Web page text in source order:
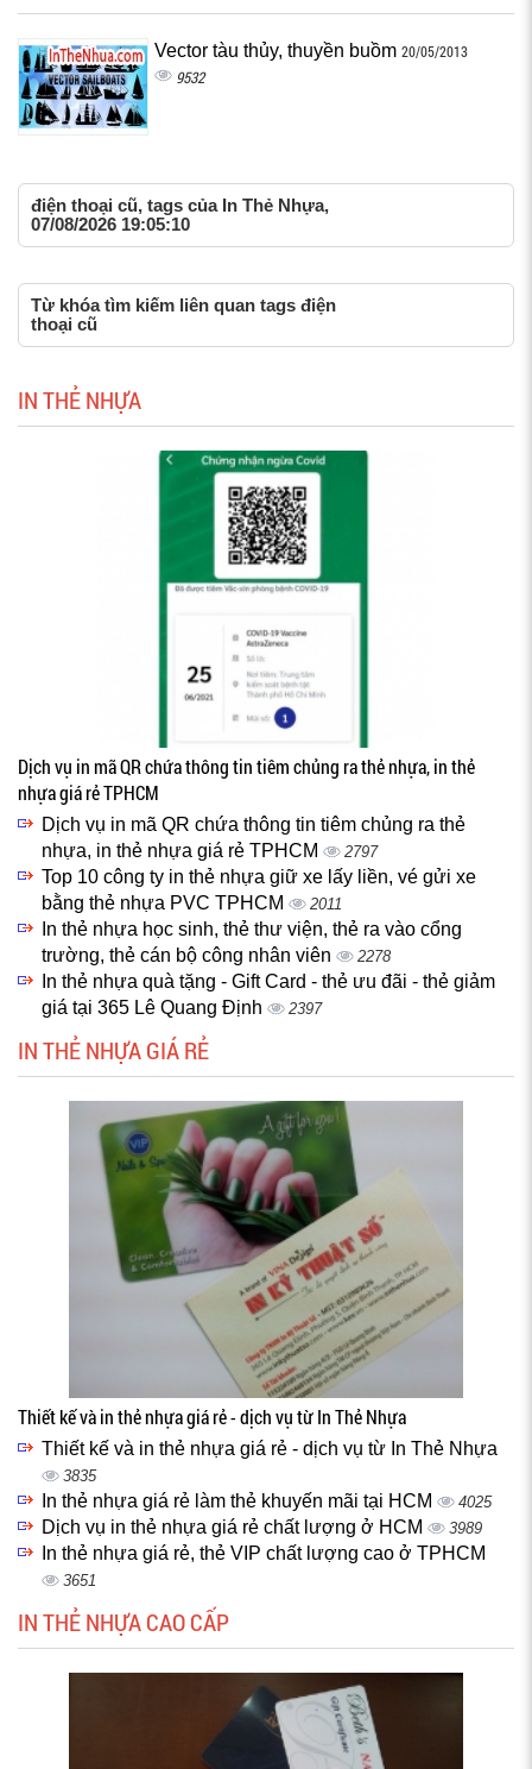
Vector tàu thủy, thuyền buồm 20/05/2013
9532
điện thoại cũ, tags của In Thẻ Nhựa,
07/08/2026 19:05:10
Từ khóa tìm kiếm liên quan tags điện
thoại cũ
IN THẺ NHỰA
Dịch vụ in mã QR chứa thông tin tiêm chủng ra thẻ nhựa, in thẻ
nhựa giá rẻ TPHCM
Dịch vụ in mã QR chứa thông tin tiêm chủng ra thẻ
nhựa, in thẻ nhựa giá rẻ TPHCM
2797
Top 10 công ty in thẻ nhựa giữ xe lấy liền, vé gửi xe
bằng thẻ nhựa PVC TPHCM
2011
In thẻ nhựa học sinh, thẻ thư viện, thẻ ra vào cổng
trường, thẻ cán bộ công nhân viên
2278
In thẻ nhựa quà tặng - Gift Card - thẻ ưu đãi - thẻ giảm
giá tại 365 Lê Quang Định
2397
IN THẺ NHỰA GIÁ RẺ
Thiết kế và in thẻ nhựa giá rẻ - dịch vụ từ In Thẻ Nhựa
Thiết kế và in thẻ nhựa giá rẻ - dịch vụ từ In Thẻ Nhựa
3835
In thẻ nhựa giá rẻ làm thẻ khuyến mãi tại HCM 4025
Dịch vụ in thẻ nhựa giá rẻ chất lượng ở HCM 3989
In thẻ nhựa giá rẻ, thẻ VIP chất lượng cao ở TPHCM
3651
IN THẺ NHỰA CAO CẤP